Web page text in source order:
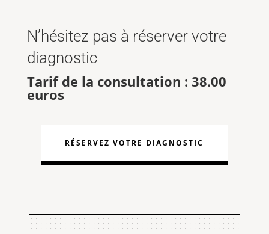
N’hésitez pas à réserver votre
diagnostic
Tarif de la consultation : 38.00
euros
RÉSERVEZ VOTRE DIAGNOSTIC